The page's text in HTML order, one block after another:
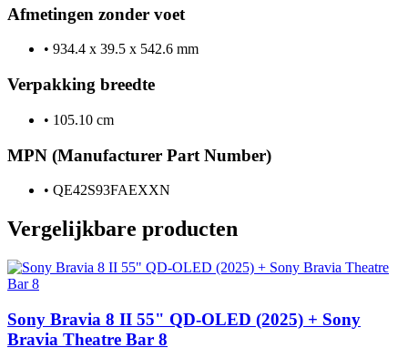
Afmetingen zonder voet
• 934.4 x 39.5 x 542.6 mm
Verpakking breedte
• 105.10 cm
MPN (Manufacturer Part Number)
• QE42S93FAEXXN
Vergelijkbare producten
Sony Bravia 8 II 55" QD-OLED (2025) + Sony
Bravia Theatre Bar 8